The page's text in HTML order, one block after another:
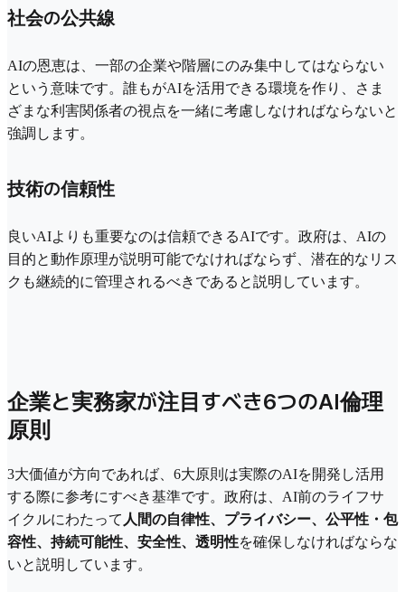
社会の公共線
AIの恩恵は、一部の企業や階層にのみ集中してはならない
という意味です。誰もがAIを活用できる環境を作り、さま
ざまな利害関係者の視点を一緒に考慮しなければならないと
強調します。
技術の信頼性
良いAIよりも重要なのは信頼できるAIです。政府は、AIの
目的と動作原理が説明可能でなければならず、潜在的なリス
クも継続的に管理されるべきであると説明しています。
企業と実務家が注目すべき6つのAI倫理
原則
3大価値が方向であれば、6大原則は実際のAIを開発し活用
する際に参考にすべき基準です。政府は、AI前のライフサ
イクルにわたって 人間の自律性、プライバシー、公平性・包
容性、持続可能性、安全性、透明性を確保しなければならな
いと説明しています。